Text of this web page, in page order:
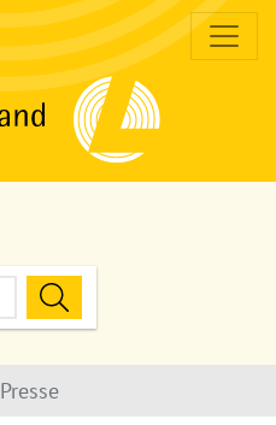
Suche Starten
Presse